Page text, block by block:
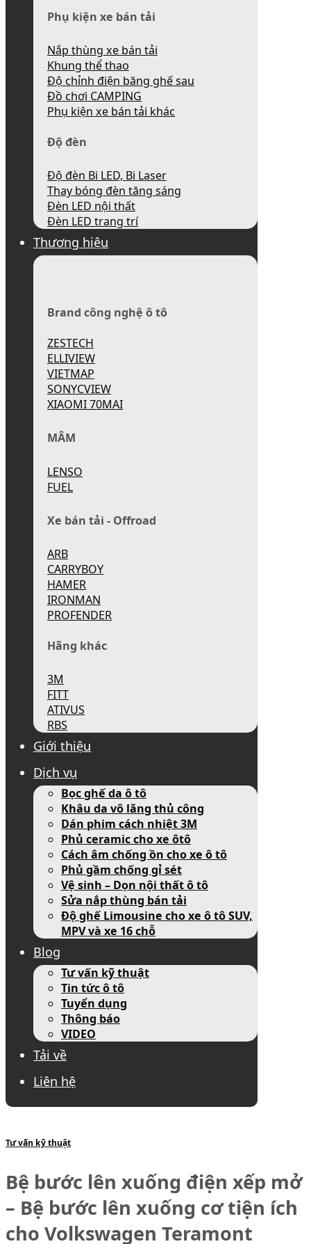
Phụ kiện xe bán tải
Nắp thùng xe bán tải
Khung thể thao
Độ chỉnh điện băng ghế sau
Đồ chơi CAMPING
Phụ kiện xe bán tải khác
Độ đèn
Độ đèn Bi LED, Bi Laser
Thay bóng đèn tăng sáng
Đèn LED nội thất
Đèn LED trang trí
Thương hiệu
Brand công nghệ ô tô
ZESTECH
ELLIVIEW
VIETMAP
SONYCVIEW
XIAOMI 70MAI
MÂM
LENSO
FUEL
Xe bán tải - Offroad
ARB
CARRYBOY
HAMER
IRONMAN
PROFENDER
Hãng khác
3M
FITT
ATIVUS
RBS
Giới thiệu
Dịch vụ
Bọc ghế da ô tô
Khâu da vô lăng thủ công
Dán phim cách nhiệt 3M
Phủ ceramic cho xe ôtô
Cách âm chống ồn cho xe ô tô
Phủ gầm chống gỉ sét
Vệ sinh – Dọn nội thất ô tô
Sửa nắp thùng bán tải
Độ ghế Limousine cho xe ô tô SUV,
MPV và xe 16 chỗ
Blog
Tư vấn kỹ thuật
Tin tức ô tô
Tuyển dụng
Thông báo
VIDEO
Tải về
Liên hệ
Tư vấn kỹ thuật
Bệ bước lên xuống điện xếp mở
– Bệ bước lên xuống cơ tiện ích
cho Volkswagen Teramont